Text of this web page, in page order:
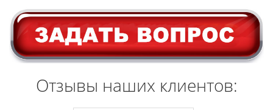
Отзывы наших клиентов: